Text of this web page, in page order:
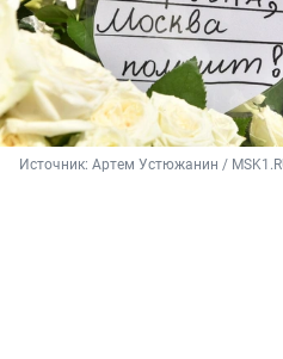
Источник: Артем Устюжанин /